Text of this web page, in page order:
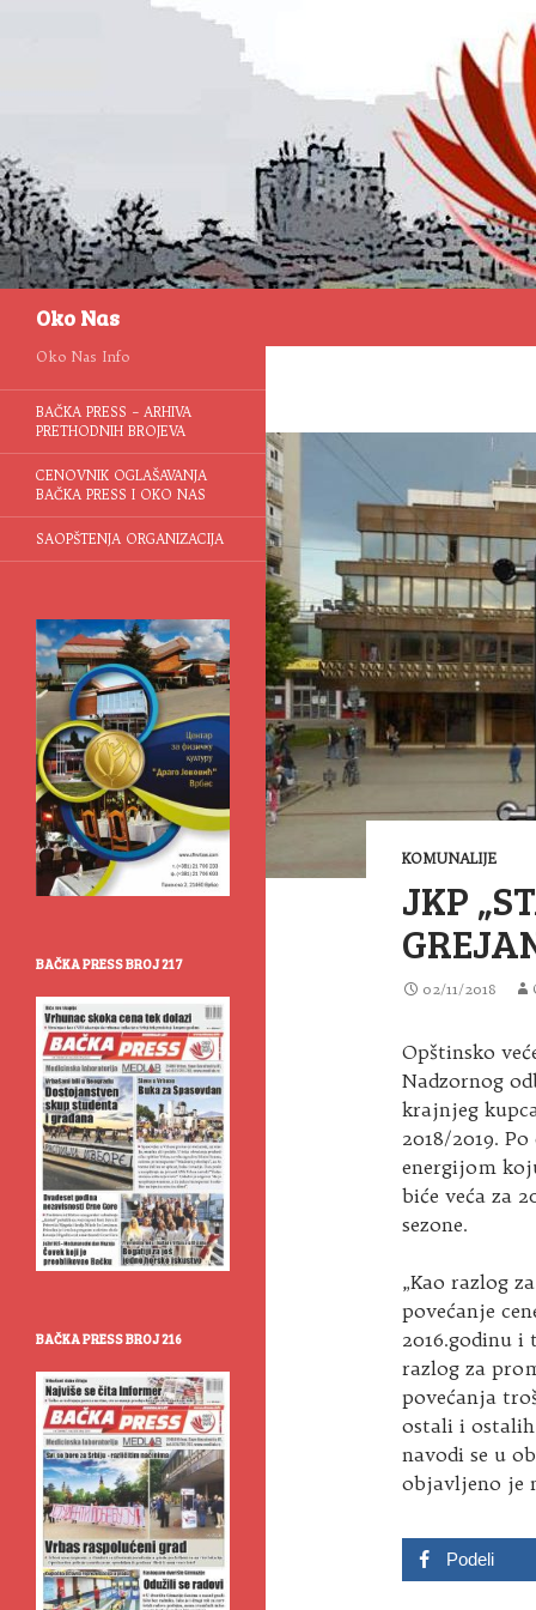
Oko Nas
KOMUNALIJE
JKP
02/11/2018
Opštinsko
Nadzornog
krajnjeg
2018/2019.
energijom
biće veća za
sezone.
„Kao razlog
povećanje
2016.godinu i
razlog za
povećanja
ostali i
navodi se u
objavljeno je
Podeli
Oko Nas Info
BAČKA PRESS – ARHIVA
PRETHODNIH BROJEVA
CENOVNIK OGLAŠAVANJA
BAČKA PRESS I OKO NAS
SAOPŠTENJA ORGANIZACIJA
BAČKA PRESS BROJ 217
BAČKA PRESS BROJ 216